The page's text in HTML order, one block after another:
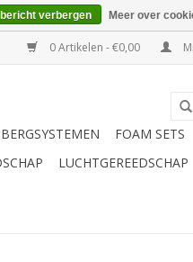
0 Artikelen - €0,00
FOAM SETS
LUCHTGEREEDSCHAP
verbergen Meer over